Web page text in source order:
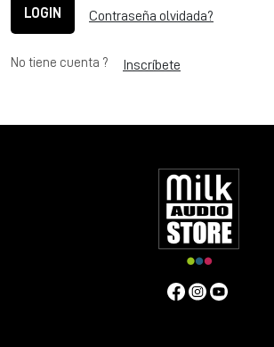
LOGIN Contraseña olvidada?
No tiene cuenta ? Inscríbete